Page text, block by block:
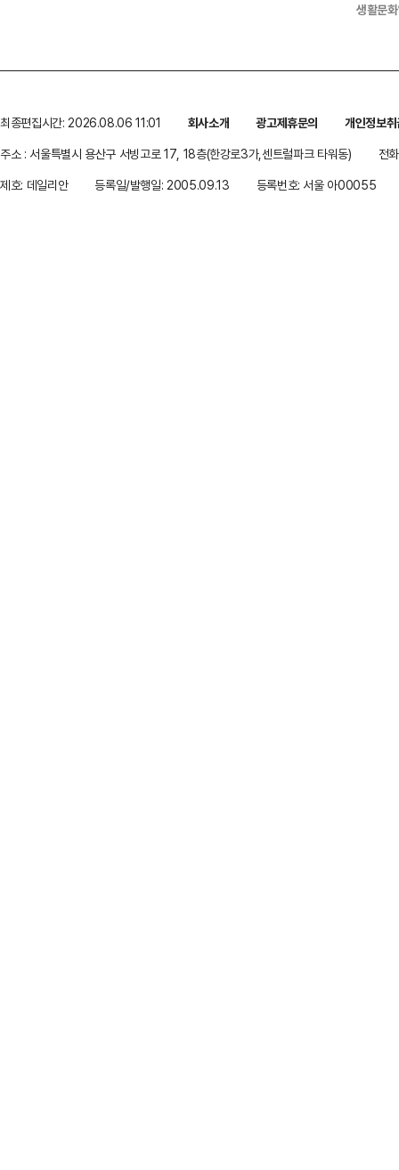
생활문
최종편집시간: 2026.08.06 11:01 회사소개 광고제휴문의
개인정보
주소 : 서울특별시 용산구 서빙고로 17, 18층(한강로3가,센트럴파크 타워동)
전
제호: 데일리안
등록일/발행일: 2005.09.13 등록번호: 서울 아00055